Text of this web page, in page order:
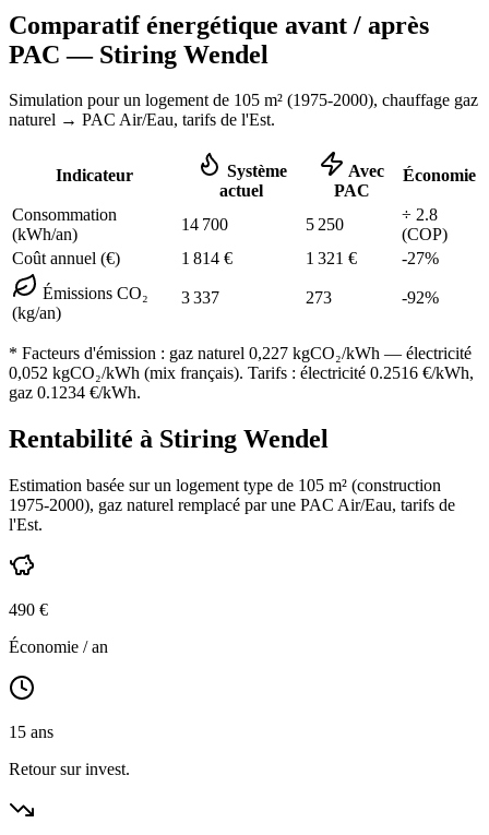
Comparatif énergétique avant / après
PAC — Stiring Wendel
Simulation pour un logement de 105 m² (1975-2000), chauffage gaz
naturel → PAC Air/Eau, tarifs de l'Est.
Indicateur
Système
actuel
Avec
PAC
Économie
Consommation
(kWh/an)
14 700 5 250
÷ 2.8
(COP)
Coût annuel (€)
1 814 € 1 321 € -27%
Émissions CO₂
(kg/an)
3 337 273 -92%
* Facteurs d'émission : gaz naturel 0,227 kgCO₂/kWh — électricité
0,052 kgCO₂/kWh (mix français). Tarifs : électricité 0.2516 €/kWh,
gaz 0.1234 €/kWh.
Rentabilité à Stiring Wendel
Estimation basée sur un logement type de 105 m² (construction
1975-2000), gaz naturel remplacé par une PAC Air/Eau, tarifs de
l'Est.
490 €
Économie / an
15 ans
Retour sur invest.